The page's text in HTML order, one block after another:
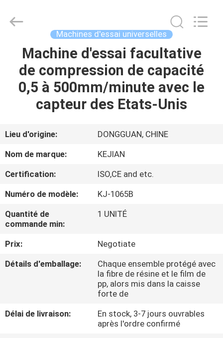
MAISON
DES
PRODUITS
AU
SUJET
DE
VISITE
CONTRÔLE
INSTRUMENT
CO.,LTD.
Machines d'essai universelles
Machine d'essai facultative
de compression de capacité
0,5 à 500mm/minute avec le
capteur des Etats-Unis
Lieu d'origine:
DONGGUAN, CHINE
Nom de marque:
KEJIAN
Certification:
ISO,CE and etc.
Numéro de modèle:
KJ-1065B
Quantité de
commande min:
1 UNITÉ
Prix:
Negotiate
Détails d'emballage:
Chaque ensemble protégé avec
la fibre de résine et le film de
pp, alors mis dans la caisse
forte de
Délai de livraison:
En stock, 3-7 jours ouvrables
après l'ordre confirmé